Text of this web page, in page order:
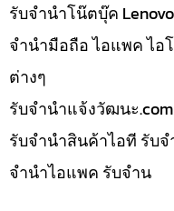
รับจำนำโน๊ตบุ๊ค
จำนำมือถือ ไอแพค ไอ
ต่างๆ
รับจํานําแจ้งวัฒนะ
รับจำนำสินค้าไอที รับ
จำนำไอแพค รับจำน